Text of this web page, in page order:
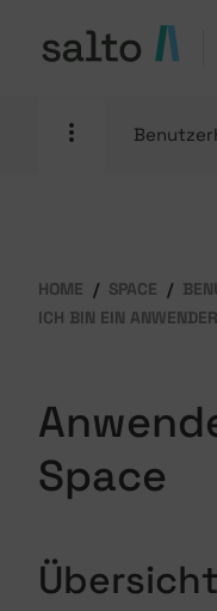
HOME SPACE
ICH BIN EIN ANWENDER
Space
Übersicht